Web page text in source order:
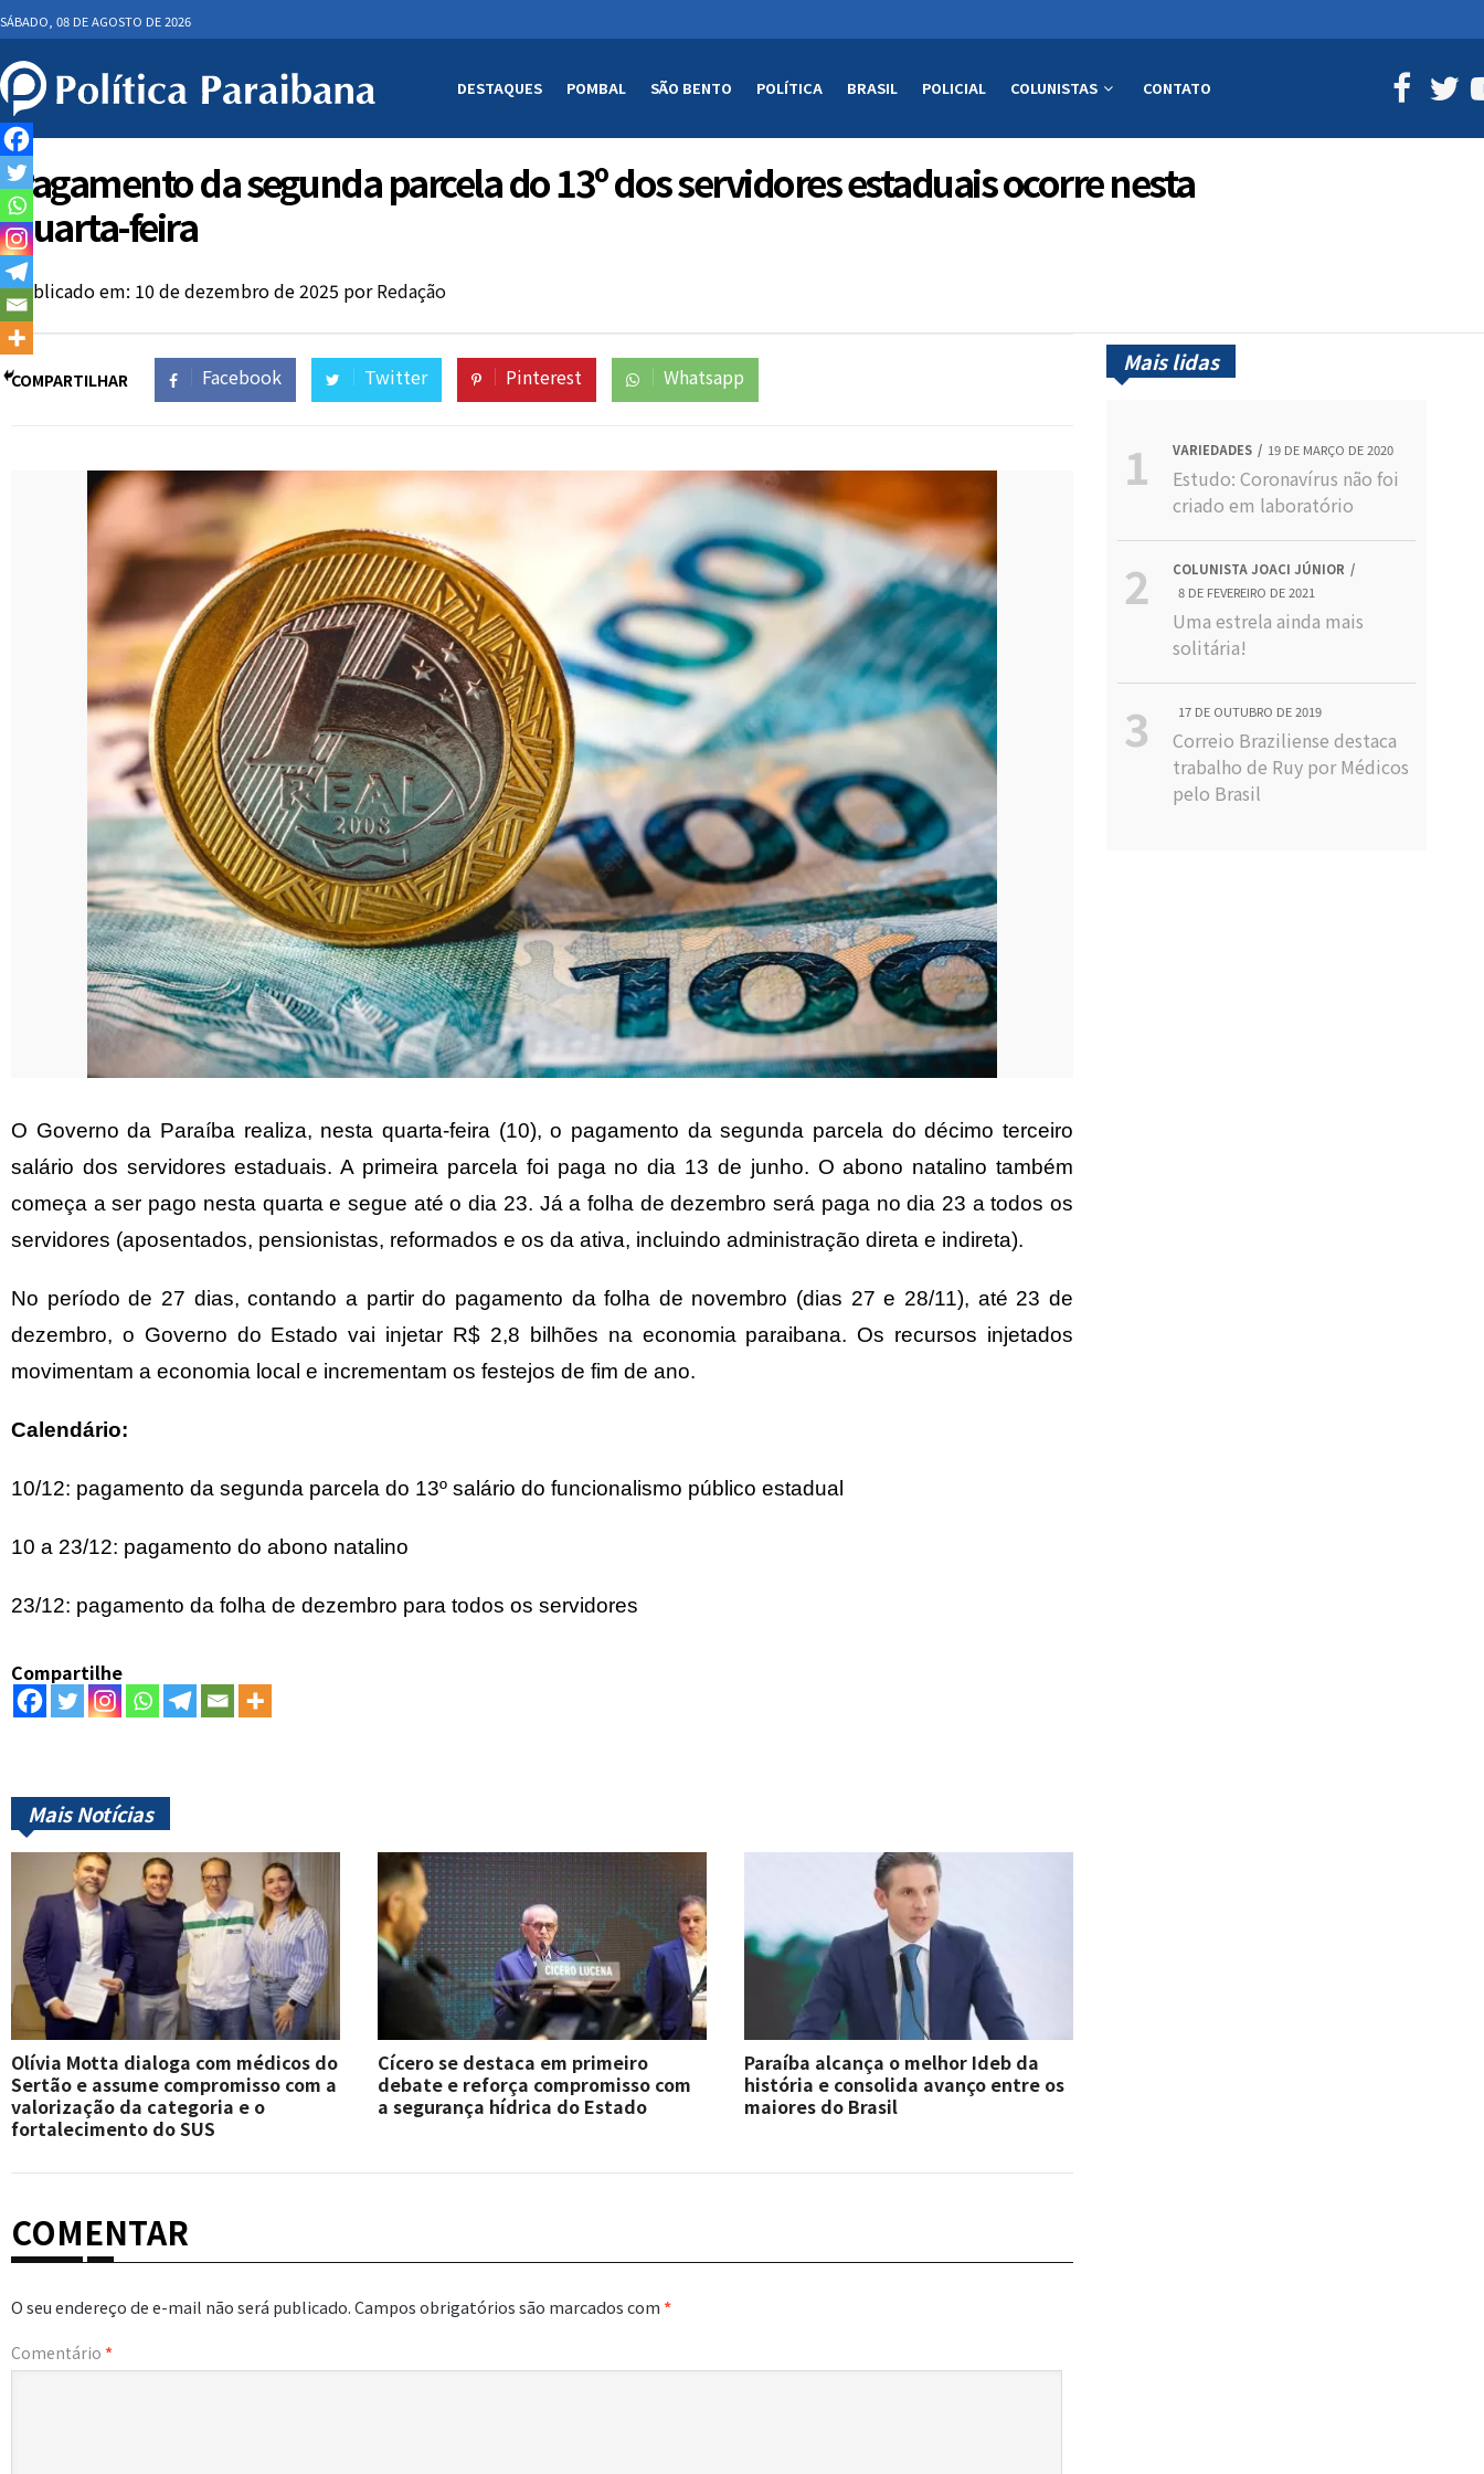
SÁBADO, 08 DE AGOSTO DE 2026
DESTAQUES POMBAL SÃO BENTO POLÍTICA BRASIL POLICIAL COLUNISTAS CONTATO
Pagamento da segunda parcela do 13º dos servidores estaduais ocorre nesta
quarta-feira
Publicado em: 10 de dezembro de 2025 porRedação
COMPARTILHAR Facebook Twitter Pinterest Whatsapp
O Governo da Paraíba realiza, nesta quarta-feira (10), o pagamento da segunda parcela do décimo terceiro
salário dos servidores estaduais. A primeira parcela foi paga no dia 13 de junho. O abono natalino também
começa a ser pago nesta quarta e segue até o dia 23. Já a folha de dezembro será paga no dia 23 a todos os
servidores (aposentados, pensionistas, reformados e os da ativa, incluindo administração direta e indireta).
No período de 27 dias, contando a partir do pagamento da folha de novembro (dias 27 e 28/11), até 23 de
dezembro, o Governo do Estado vai injetar R$ 2,8 bilhões na economia paraibana. Os recursos injetados
movimentam a economia local e incrementam os festejos de fim de ano.
Calendário:
10/12: pagamento da segunda parcela do 13º salário do funcionalismo público estadual
10 a 23/12: pagamento do abono natalino
23/12: pagamento da folha de dezembro para todos os servidores
Compartilhe
Mais Notícias
Olívia Motta dialoga com médicos do
Sertão e assume compromisso com a
valorização da categoria e o
fortalecimento do SUS
Cícero se destaca em primeiro
debate e reforça compromisso com
a segurança hídrica do Estado
Paraíba alcança o melhor Ideb da
história e consolida avanço entre os
maiores do Brasil
COMENTAR
O seu endereço de e-mail não será publicado.Campos obrigatórios são marcados com*
Comentário *
Mais lidas
VARIEDADES 19 DE MARÇO DE 2020
Estudo: Coronavírus não foi
criado em laboratório
COLUNISTA JOACI JÚNIOR
8 DE FEVEREIRO DE 2021
Uma estrela ainda mais
solitária!
17 DE OUTUBRO DE 2019
Correio Braziliense destaca
trabalho de Ruy por Médicos
pelo Brasil